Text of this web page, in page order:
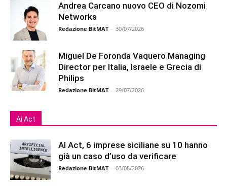
Andrea Carcano nuovo CEO di Nozomi
Networks
Redazione BitMAT - 30/07/2026
Miguel De Foronda Vaquero Managing
Director per Italia, Israele e Grecia di
Philips
Redazione BitMAT - 29/07/2026
Ai Act
AI Act, 6 imprese siciliane su 10 hanno
già un caso d’uso da verificare
Redazione BitMAT - 03/08/2026